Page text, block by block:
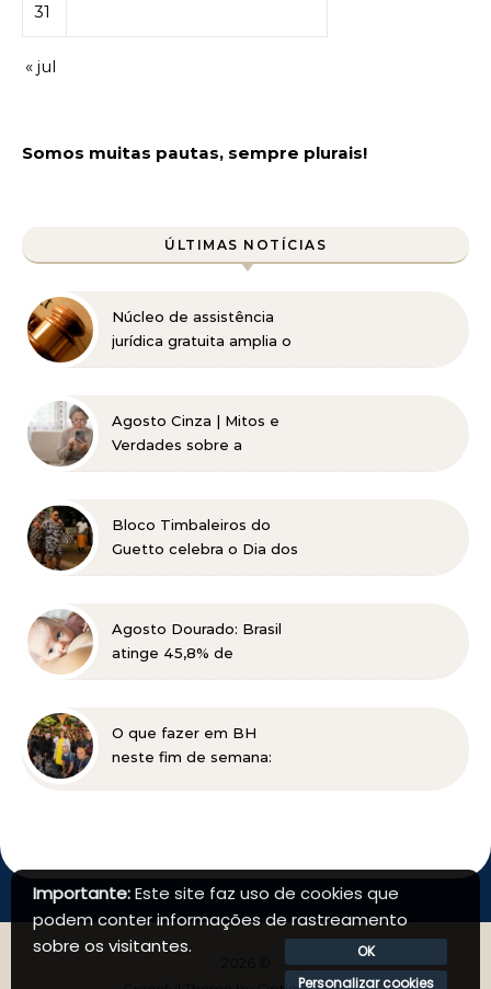
31
« jul
Somos muitas pautas, sempre plurais!
ÚLTIMAS NOTÍCIAS
Núcleo de assistência
jurídica gratuita amplia o
Agosto Cinza | Mitos e
Verdades sobre a
Bloco Timbaleiros do
Guetto celebra o Dia dos
Horizonte
Agosto Dourado: Brasil
atinge 45,8% de
metas globais para 2030
O que fazer em BH
neste fim de semana:
Importante:Este site faz uso de cookies que
podem conter informações de rastreamento
sobre os visitantes.
OK
Personalizar cookies